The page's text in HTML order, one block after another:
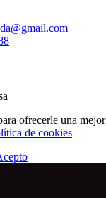
ofrecerle una
de cookies